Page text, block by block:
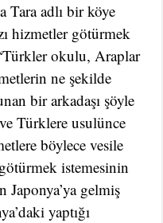
Tara adlı bir köye
hizmetler götürmek
okulu, Araplar
ne şekilde
bir arkadaşı şöyle
Türklere usulünce
böylece vesile
istemesinin
Japonya’ya gelmiş
yaptığı